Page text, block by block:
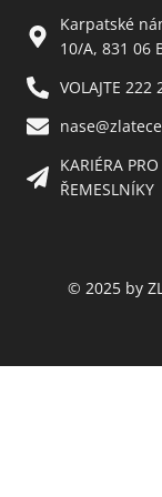
Karpatské
10/A, 831 06
VOLAJTE 222
KARIÉRA PRO
ŘEMESLNÍKY
© 2025 by